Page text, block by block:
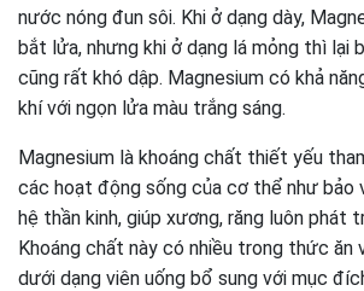
nước nóng đun sôi. Khi ở dạng dày,
bắt lửa, nhưng khi ở dạng lá mỏng thì lại
cũng rất khó dập. Magnesium có khả
khí với ngọn lửa màu trắng sáng.
Magnesium là khoáng chất thiết yếu
các hoạt động sống của cơ thể như bảo
hệ thần kinh, giúp xương, răng luôn phát
Khoáng chất này có nhiều trong thức ăn
dưới dạng viên uống bổ sung với mục